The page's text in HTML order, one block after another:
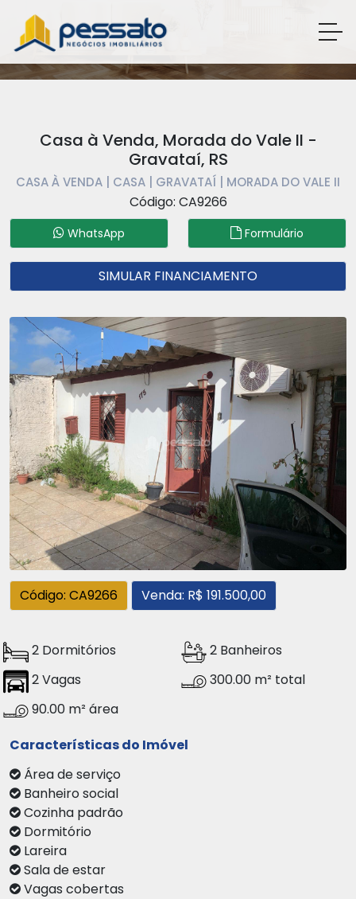
Casa à Venda, Morada do Vale II -
Gravataí, RS
CASA À VENDA | CASA | GRAVATAÍ | MORADA DO VALE II
Código: CA9266
WhatsApp Formulário
SIMULAR FINANCIAMENTO
Código: CA9266 Venda: R$ 191.500,00
2 Dormitórios
2 Banheiros
2 Vagas
300.00 m² total
90.00 m² área
Características do Imóvel
Área de serviço
Banheiro social
Cozinha padrão
Dormitório
Lareira
Sala de estar
Vagas cobertas